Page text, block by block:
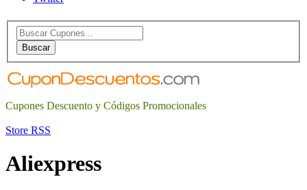
Search
for:Buscar
Cupones Descuento y Códigos Promocionales
Store RSS
Aliexpress